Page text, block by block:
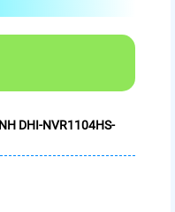
DHI-NVR1104HS-